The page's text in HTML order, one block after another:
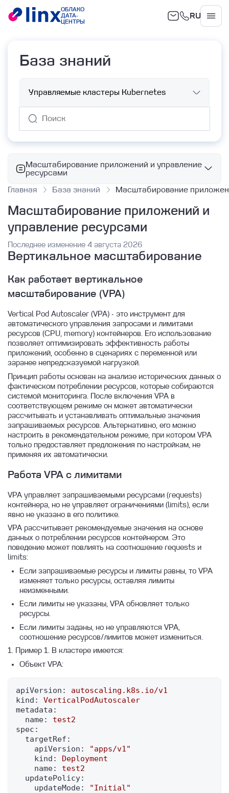
ОБЛАКО
ДАТА-
ЦЕНТРЫ
RU
Облако
База знаний
Масштабирование приложений и управление
ресурсами
Архитектура
Обзор
Архитектура DKP
Модули
Катастрофоустойчивость
Обновление
Подсистема Deckhouse
Подсистема Kubernetes & Scheduling
Подсистема Cluster & Infrastructure
Подсистема IAM
Подсистема Network
Подсистема Security
Подсистема Storage
Подсистема Observability
Использование
IAM
Масштабирование приложений и управление
ресурсами
Безопасность
Мультитенантность
Мониторинг
Настройки логирования
Об услуге
Матрица распределения ответственности
(KaaS)
Главная База знаний Масштабирование
Масштабирование приложений и
управление ресурсами
Последнее изменение 4 августа 2026
Вертикальное масштабирование
Как работает вертикальное
масштабирование (VPA)
Vertical Pod Autoscaler (VPA) - это инструмент для
автоматического управления запросами и лимитами
ресурсов (CPU, memory) контейнеров. Его использование
позволяет оптимизировать эффективность работы
приложений, особенно в сценариях с переменной или
заранее непредсказуемой нагрузкой.
Принцип работы основан на анализе исторических данных о
фактическом потреблении ресурсов, которые собираются
системой мониторинга. После включения VPA в
соответствующем режиме он может автоматически
рассчитывать и устанавливать оптимальные значения
запрашиваемых ресурсов. Альтернативно, его можно
настроить в рекомендательном режиме, при котором VPA
только предоставляет предложения по настройкам, не
применяя их автоматически.
Работа VPA с лимитами
VPA управляет запрашиваемыми ресурсами (requests)
контейнера, но не управляет ограничениями (limits), если
явно не указано в его политике.
VPA рассчитывает рекомендуемые значения на основе
данных о потреблении ресурсов контейнером. Это
поведение может повлиять на соотношение requests и
limits:
Если запрашиваемые ресурсы и лимиты равны, то VPA
изменяет только ресурсы, оставляя лимиты
неизменными.
Если лимиты не указаны, VPA обновляет только
ресурсы.
Если лимиты заданы, но не управляются VPA,
соотношение ресурсов/лимитов может измениться.
1. Пример 1. В кластере имеется:
Объект VPA:
apiVersion:
autoscaling.k8s.io/v1
kind:
VerticalPodAutoscaler
metadata:
name:
test2
spec:
targetRef:
apiVersion:
"apps/v1"
kind:
Deployment
name:
test2
updatePolicy:
updateMode:
"Initial"